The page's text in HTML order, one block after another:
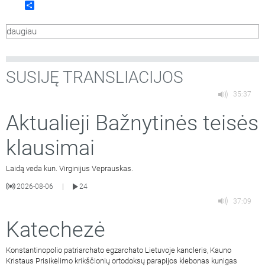
daugiau
SUSIJĘ TRANSLIACIJOS
35:37
Aktualieji Bažnytinės teisės
klausimai
Laidą veda kun. Virginijus Veprauskas.
2026-08-06
24
37:09
Katechezė
Konstantinopolio patriarchato egzarchato Lietuvoje kancleris, Kauno
Kristaus Prisikėlimo krikščionių ortodoksų parapijos klebonas kunigas